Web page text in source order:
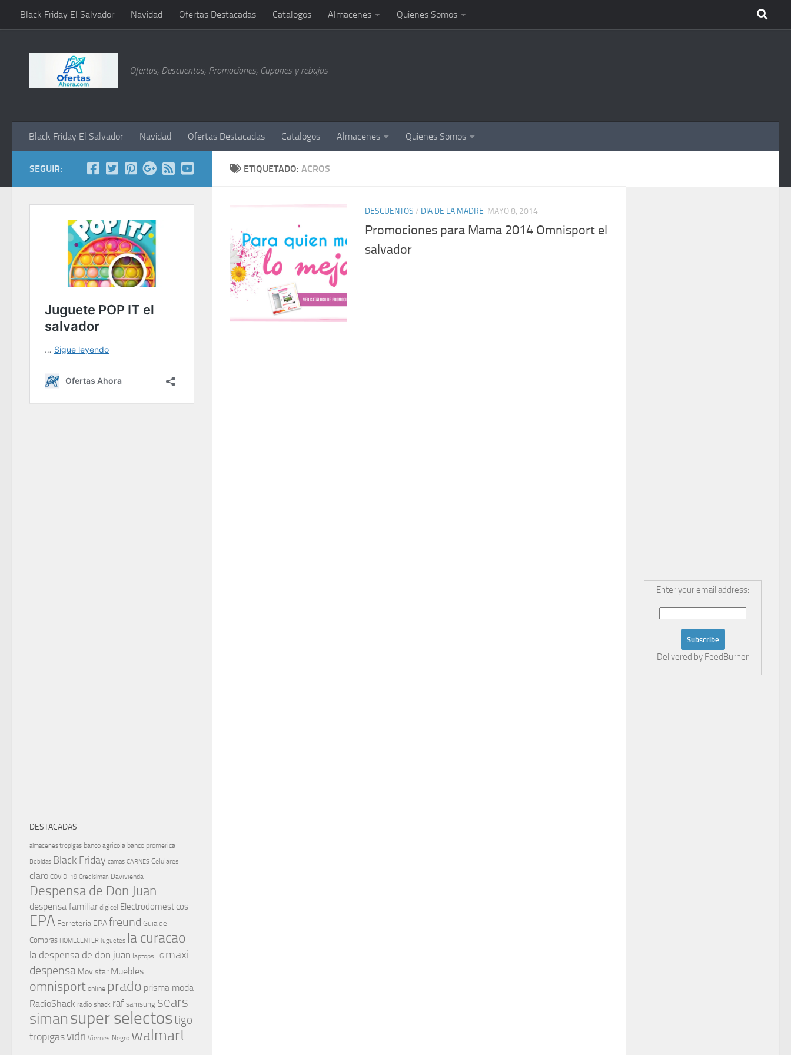
Saltar al contenido
Black Friday El Salvador Navidad Ofertas Destacadas Catalogos Almacenes Quienes Somos
Ofertas, Descuentos, Promociones, Cupones y rebajas
Black Friday El Salvador Navidad Ofertas Destacadas Catalogos Almacenes Quienes Somos
ETIQUETADO: ACROS
DESCUENTOS / DIA DE LA MADRE MAYO 8, 2014
Promociones para Mama 2014 Omnisport el
salvador
SEGUIR:
DESTACADAS
almacenes tropigas banco agricola banco promerica
Bebidas Black Friday camas CARNES Celulares
claro COVID-19 Credisiman Davivienda
Despensa de Don Juan
despensa familiar digicel Electrodomesticos
EPA Ferreteria EPAfreund Guia de
Compras HOMECENTER Juguetes la curacao
la despensa de don juan laptops LG maxi
despensa Movistar Muebles
omnisport online prado prisma moda
RadioShack radio shack raf samsung sears
simansuper selectostigo
tropigasvidri Viernes Negro walmart
----
Enter your email address:
Delivered by FeedBurner